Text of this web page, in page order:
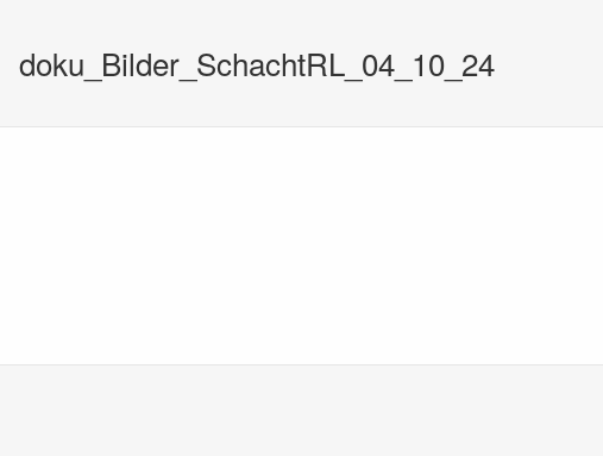
doku_Bilder_SchachtRL_04_10_24